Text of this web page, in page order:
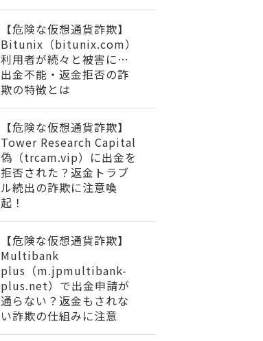
【危険な仮想通貨詐欺】
Bitunix（bitunix.com）
利用者が続々と被害に…
出金不能・返金拒否の詐
欺の特徴とは
【危険な仮想通貨詐欺】
Tower Research Capital
偽（trcam.vip）に出金を
拒否された？返金トラブ
ル続出の詐欺に注意喚
起！
【危険な仮想通貨詐欺】
Multibank
plus（m.jpmultibank-
plus.net）で出金申請が
通らない？返金もされな
い詐欺の仕組みに注意